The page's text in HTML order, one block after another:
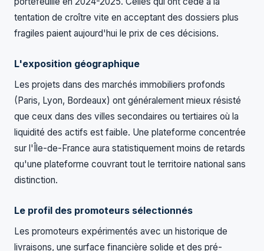
tentation de croître vite en acceptant des dossiers plus
fragiles paient aujourd'hui le prix de ces décisions.
L'exposition géographique
Les projets dans des marchés immobiliers profonds
(Paris, Lyon, Bordeaux) ont généralement mieux résisté
que ceux dans des villes secondaires ou tertiaires où la
liquidité des actifs est faible. Une plateforme concentrée
sur l'Île-de-France aura statistiquement moins de retards
qu'une plateforme couvrant tout le territoire national sans
distinction.
Le profil des promoteurs sélectionnés
Les promoteurs expérimentés avec un historique de
livraisons, une surface financière solide et des pré-